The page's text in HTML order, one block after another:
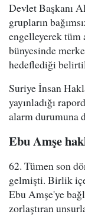
Devlet Başkanı
grupların
engelleyerek tüm
bünyesinde
hedeflediği
Suriye İnsan
yayınladığı
alarm durumuna
Ebu Amşe
62. Tümen son
gelmişti. Birlik
Ebu Amşe'ye
zorlaştıran